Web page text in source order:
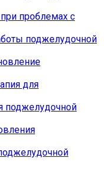
проблемах с
поджелудочной
для
поджелудочной